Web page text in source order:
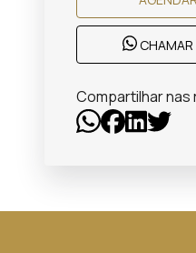
CHAMAR
Compartilhar nas